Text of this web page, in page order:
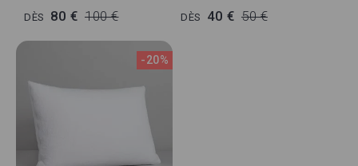
DÈS 80 € 100 € DÈS 40 € 50 €
-20%